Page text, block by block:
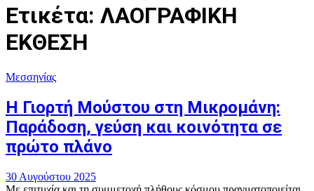
Ετικέτα: ΛΑΟΓΡΑΦΙΚΗ
ΕΚΘΕΣΗ
Μεσσηνίας
Η Γιορτή Μούστου στη Μικρομάνη:
Παράδοση, γεύση και κοινότητα σε
πρώτο πλάνο
30 Αυγούστου 2025